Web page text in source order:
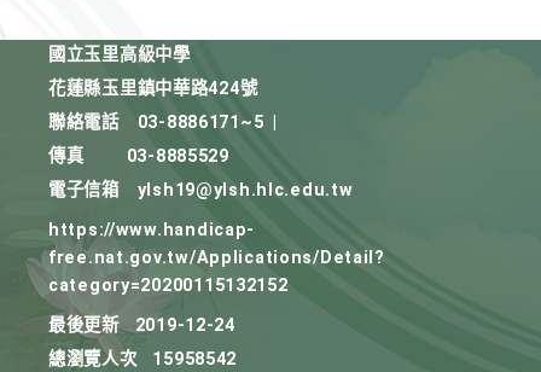
國立玉里高級中學
花蓮縣玉里鎮中華路424號
聯絡電話
03-8886171~5
傳真
03-8885529
電子信箱
ylsh19@ylsh.hlc.edu.tw
https://www.handicap-
free.nat.gov.tw/Applications/Detail?
category=20200115132152
最後更新
2019-12-24
總瀏覽人次
15958542